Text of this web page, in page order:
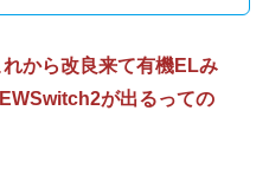
から改良来て有機ELみ
が出るっての